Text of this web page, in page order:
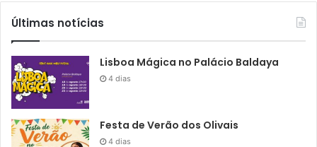
Últimas notícias
Lisboa Mágica no Palácio Baldaya
4 dias
Festa de Verão dos Olivais
4 dias